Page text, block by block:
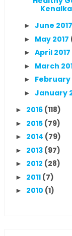
► June 2017
► May 2017
► April 2017
► March
► February
► January
► 2016 (118)
► 2015 (79)
► 2014 (79)
► 2013 (97)
► 2012 (28)
► 2011 (7)
► 2010 (1)